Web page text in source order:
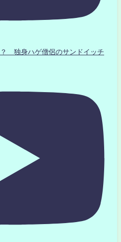
独身ハゲ僧侶のサンドイッチ